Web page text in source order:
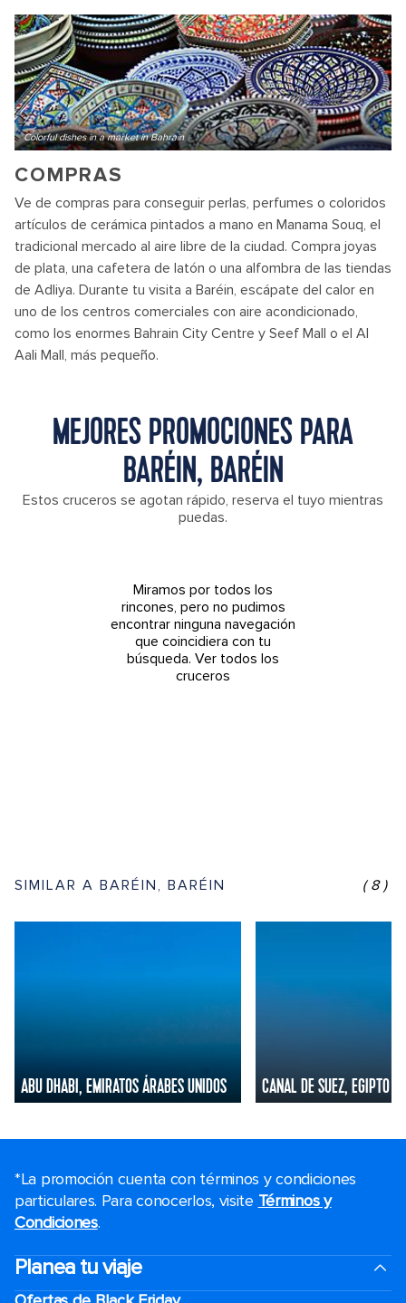
Colorful dishes in a market in Bahrain
COMPRAS
Ve de compras para conseguir perlas, perfumes o coloridos
artículos de cerámica pintados a mano en Manama Souq, el
tradicional mercado al aire libre de la ciudad. Compra joyas
de plata, una cafetera de latón o una alfombra de las tiendas
de Adliya. Durante tu visita a Baréin, escápate del calor en
uno de los centros comerciales con aire acondicionado,
como los enormes Bahrain City Centre y Seef Mall o el Al
Aali Mall, más pequeño.
MEJORES PROMOCIONES PARA
BARÉIN, BARÉIN
Estos cruceros se agotan rápido, reserva el tuyo mientras
puedas.
Miramos por todos los
rincones, pero no pudimos
encontrar ninguna navegación
que coincidiera con tu
búsqueda. Ver todos los
cruceros
SIMILAR A BARÉIN, BARÉIN (8)
ABU DHABI, EMIRATOS ÁRABES UNIDOS CANAL DE SUEZ, EGIPTO
*La promoción cuenta con términos y condiciones
particulares. Para conocerlos, visite Términos y
Condiciones.
Planea tu viaje